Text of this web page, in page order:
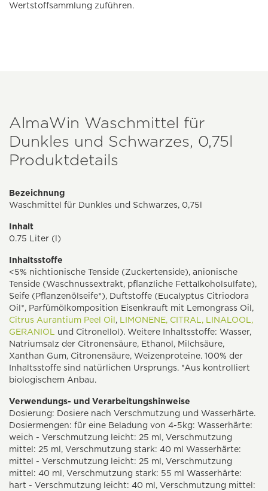
Wertstoffsammlung zuführen.
AlmaWin Waschmittel für
Dunkles und Schwarzes, 0,75l
Produktdetails
Bezeichnung
Waschmittel für Dunkles und Schwarzes, 0,75l
Inhalt
0.75 Liter (l)
Inhaltsstoffe
<5% nichtionische Tenside (Zuckertenside), anionische
Tenside (Waschnussextrakt, pflanzliche Fettalkoholsulfate),
Seife (Pflanzenölseife*), Duftstoffe (Eucalyptus Citriodora
Oil*, Parfümölkomposition Eisenkrauft mit Lemongrass Oil,
Citrus Aurantium Peel Oil, LIMONENE, CITRAL, LINALOOL,
GERANIOL und Citronellol). Weitere Inhaltsstoffe: Wasser,
Natriumsalz der Citronensäure, Ethanol, Milchsäure,
Xanthan Gum, Citronensäure, Weizenproteine. 100% der
Inhaltsstoffe sind natürlichen Ursprungs. *Aus kontrolliert
biologischem Anbau.
Verwendungs- und Verarbeitungshinweise
Dosierung: Dosiere nach Verschmutzung und Wasserhärte.
Dosiermengen: für eine Beladung von 4-5kg: Wasserhärte:
weich - Verschmutzung leicht: 25 ml, Verschmutzung
mittel: 25 ml, Verschmutzung stark: 40 ml Wasserhärte:
mittel - Verschmutzung leicht: 25 ml, Verschmutzung
mittel: 40 ml, Verschmutzung stark: 55 ml Wasserhärte:
hart - Verschmutzung leicht: 40 ml, Verschmutzung mittel: